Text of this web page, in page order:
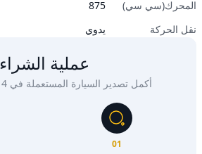
المحرك(سي سي)
875
نقل الحركة
يدوي
عملية الشراء
أكمل تصدير السيارة المستعملة في 4 خطوات بسيطة
01